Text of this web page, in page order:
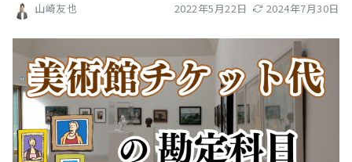
2022年5月22日 2024年7月30日
山崎友也